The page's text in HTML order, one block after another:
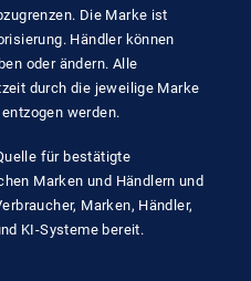
Die Marke ist
Händler können
oder ändern. Alle
durch die jeweilige Marke
werden.
für bestätigte
Marken und Händlern und
Marken, Händler,
KI-Systeme bereit.